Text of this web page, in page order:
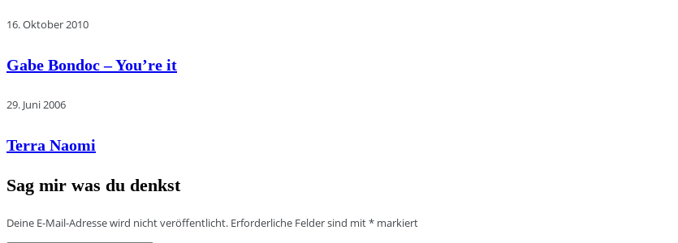
16. Oktober 2010
Gabe Bondoc – You’re it
29. Juni 2006
Terra Naomi
Sag mir was du denkst
Deine E-Mail-Adresse wird nicht veröffentlicht. Erforderliche Felder sind mit* markiert